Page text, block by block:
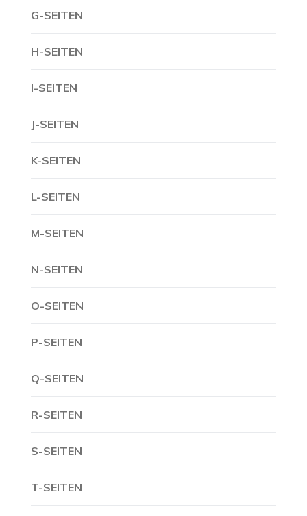
G-SEITEN
H-SEITEN
I-SEITEN
J-SEITEN
K-SEITEN
L-SEITEN
M-SEITEN
N-SEITEN
O-SEITEN
P-SEITEN
Q-SEITEN
R-SEITEN
S-SEITEN
T-SEITEN